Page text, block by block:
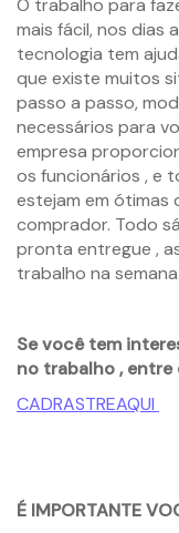
O trabalho para
mais fácil, nos dias
tecnologia tem
que existe muitos
passo a passo,
necessários para
empresa
os funcionários , e
estejam em ótimas
comprador. Todo
pronta entregue ,
trabalho na semana.
Se você tem
no trabalho ,
CADRASTREAQUI
É IMPORTANTE